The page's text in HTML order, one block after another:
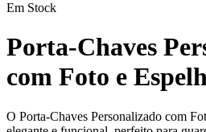
Em Stock
Porta-Chaves
com Foto e
O Porta-Chaves Personalizado com